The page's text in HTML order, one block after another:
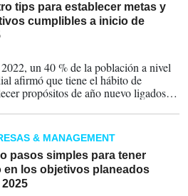
tips para establecer metas y
cumplibles a inicio de
un 40 % de la población a nivel
afirmó que tiene el hábito de
propósitos de año nuevo ligados a
habilidades.
& MANAGEMENT
pasos simples para tener
en los objetivos planeados